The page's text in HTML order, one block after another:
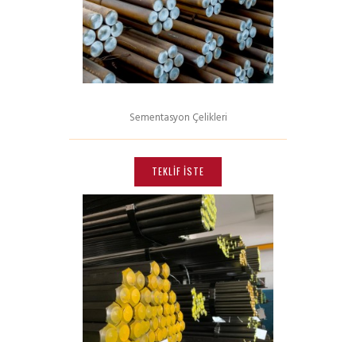
Sementasyon Çelikleri
TEKLIF İSTE
ürünün
fazla
varyasyonu
Seçenekler
ürün
sayfasından
seçilebilir